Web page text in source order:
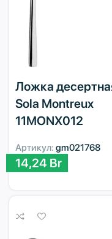
Ложка
Sola Montreux
11MONX012
Артикул: gm021768
14,24 Br